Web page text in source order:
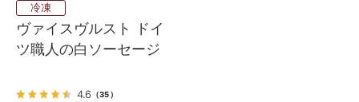
冷凍
ヴァイスヴルスト ドイ
ツ職人の白ソーセージ
4.6 （35）